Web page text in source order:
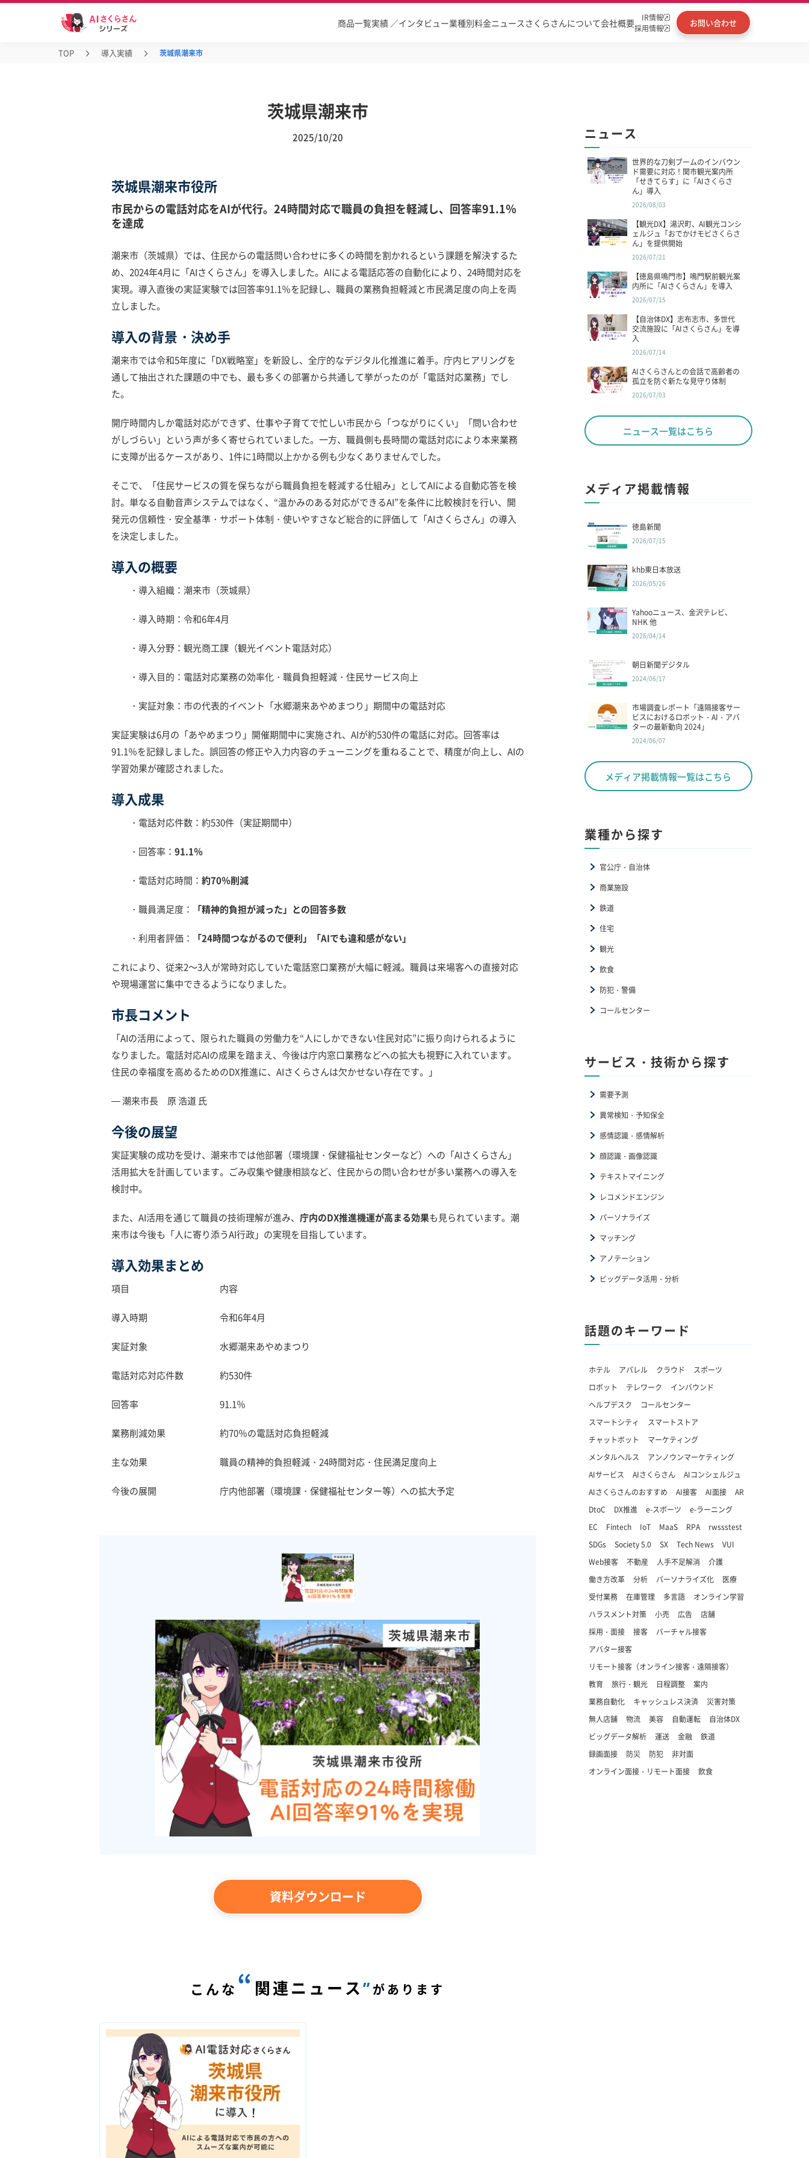
商品一覧実績 ／インタビュー業種別料金ニュース さくらさんについて会社概要
IR情報
採用情報
お問い合わせ
TOP 導入実績 茨城県潮来市
茨城県潮来市
2025/10/20
茨城県潮来市役所
市民からの電話対応をAIが代行。24時間対応で職員の負担を軽減し、回答率91.1％
を達成
潮来市（茨城県）では、住民からの電話問い合わせに多くの時間を割かれるという課題を解決するた
め、2024年4月に「AIさくらさん」を導入しました。AIによる電話応答の自動化により、24時間対応を
実現。導入直後の実証実験では回答率91.1％を記録し、職員の業務負担軽減と市民満足度の向上を両
立しました。
導入の背景・決め手
潮来市では令和5年度に「DX戦略室」を新設し、全庁的なデジタル化推進に着手。庁内ヒアリングを
通して抽出された課題の中でも、最も多くの部署から共通して挙がったのが「電話対応業務」でし
た。
開庁時間内しか電話対応ができず、仕事や子育てで忙しい市民から「つながりにくい」「問い合わせ
がしづらい」という声が多く寄せられていました。一方、職員側も長時間の電話対応により本来業務
に支障が出るケースがあり、1件に1時間以上かかる例も少なくありませんでした。
そこで、「住民サービスの質を保ちながら職員負担を軽減する仕組み」としてAIによる自動応答を検
討。単なる自動音声システムではなく、“温かみのある対応ができるAI”を条件に比較検討を行い、開
発元の信頼性・安全基準・サポート体制・使いやすさなど総合的に評価して「AIさくらさん」の導入
を決定しました。
導入の概要
・導入組織：潮来市（茨城県）
・導入時期：令和6年4月
・導入分野：観光商工課（観光イベント電話対応）
・導入目的：電話対応業務の効率化・職員負担軽減・住民サービス向上
・実証対象：市の代表的イベント「水郷潮来あやめまつり」期間中の電話対応
実証実験は6月の「あやめまつり」開催期間中に実施され、AIが約530件の電話に対応。回答率は
91.1％を記録しました。誤回答の修正や入力内容のチューニングを重ねることで、精度が向上し、AIの
学習効果が確認されました。
導入成果
・電話対応件数：約530件（実証期間中）
・回答率： 91.1％
・電話対応時間： 約70％削減
・職員満足度： 「精神的負担が減った」との回答多数
・利用者評価： 「24時間つながるので便利」「AIでも違和感がない」
これにより、従来2～3人が常時対応していた電話窓口業務が大幅に軽減。職員は来場客への直接対応
や現場運営に集中できるようになりました。
市長コメント
「AIの活用によって、限られた職員の労働力を“人にしかできない住民対応”に振り向けられるように
なりました。電話対応AIの成果を踏まえ、今後は庁内窓口業務などへの拡大も視野に入れています。
住民の幸福度を高めるためのDX推進に、AIさくらさんは欠かせない存在です。」
— 潮来市長 原 浩道 氏
今後の展望
実証実験の成功を受け、潮来市では他部署（環境課・保健福祉センターなど）への「AIさくらさん」
活用拡大を計画しています。ごみ収集や健康相談など、住民からの問い合わせが多い業務への導入を
検討中。
また、AI活用を通じて職員の技術理解が進み、 庁内のDX推進機運が高まる効果も見られています。潮
来市は今後も「人に寄り添うAI行政」の実現を目指しています。
導入効果まとめ
項目 内容
導入時期 令和6年4月
実証対象 水郷潮来あやめまつり
電話対応対応件数 約530件
回答率 91.1％
業務削減効果 約70％の電話対応負担軽減
主な効果 職員の精神的負担軽減・24時間対応・住民満足度向上
今後の展開 庁内他部署（環境課・保健福祉センター等）への拡大予定
資料ダウンロード
こんな “ 関連ニュース”があります
ニュース
世界的な刀剣ブームのインバウン
ド需要に対応！関市観光案内所
「せきてらす」に「AIさくらさ
ん」導入
2026/08/03
【観光DX】湯沢町、AI観光コンシ
ェルジュ「おでかけモビさくらさ
ん」を提供開始
2026/07/21
【徳島県鳴門市】鳴門駅前観光案
内所に「AIさくらさん」を導入
2026/07/15
【自治体DX】志布志市、多世代
交流施設に「AIさくらさん」を導
入
2026/07/14
AIさくらさんとの会話で高齢者の
孤立を防ぐ新たな見守り体制
2026/07/03
ニュース一覧はこちら
メディア掲載情報
徳島新聞
2026/07/15
khb東日本放送
2026/05/26
Yahooニュース、金沢テレビ、
NHK 他
2026/04/14
朝日新聞デジタル
2024/06/17
市場調査レポート「遠隔接客サー
ビスにおけるロボット・AI・アバ
ターの最新動向 2024」
2024/06/07
メディア掲載情報一覧はこちら
業種から探す
官公庁・自治体
商業施設
鉄道
住宅
観光
飲食
防犯・警備
コールセンター
サービス・技術から探す
需要予測
異常検知・予知保全
感情認識・感情解析
顔認識・画像認識
テキストマイニング
レコメンドエンジン
パーソナライズ
マッチング
アノテーション
ビッグデータ活用・分析
話題のキーワード
ホテル アパレル クラウド
スポーツ
ロボット
テレワーク
インバウンド
ヘルプデスク
コールセンター
スマートシティ
スマートストア
チャットボット
マーケティング
メンタルヘルス
アンノウンマーケティング
AIサービス
AIさくらさん
AIコンシェルジュ
AIさくらさんのおすすめ
AI接客 AI面接
AR
DtoC
DX推進 e-スポーツ
e-ラーニング
EC
Fintech IoT MaaS RPA
rwssstest
SDGs
Society 5.0 SX Tech News
VUI
Web接客
不動産 人手不足解消
介護
働き方改革
分析 パーソナライズ化
医療
受付業務
在庫管理 多言語
オンライン学習
ハラスメント対策
小売 広告
店舗
採用・面接
接客
バーチャル接客
アバター接客
リモート接客（オンライン接客・遠隔接客）
教育
旅行・観光 日程調整
案内
業務自動化
キャッシュレス決済
災害対策
無人店舗
物流 美容 自動運転
自治体DX
ビッグデータ解析
運送 金融
鉄道
録画面接
防災 防犯
非対面
オンライン面接・リモート面接
飲食